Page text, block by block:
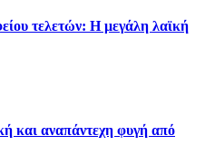
τελετών: Η μεγάλη λαϊκή
και αναπάντεχη φυγή από